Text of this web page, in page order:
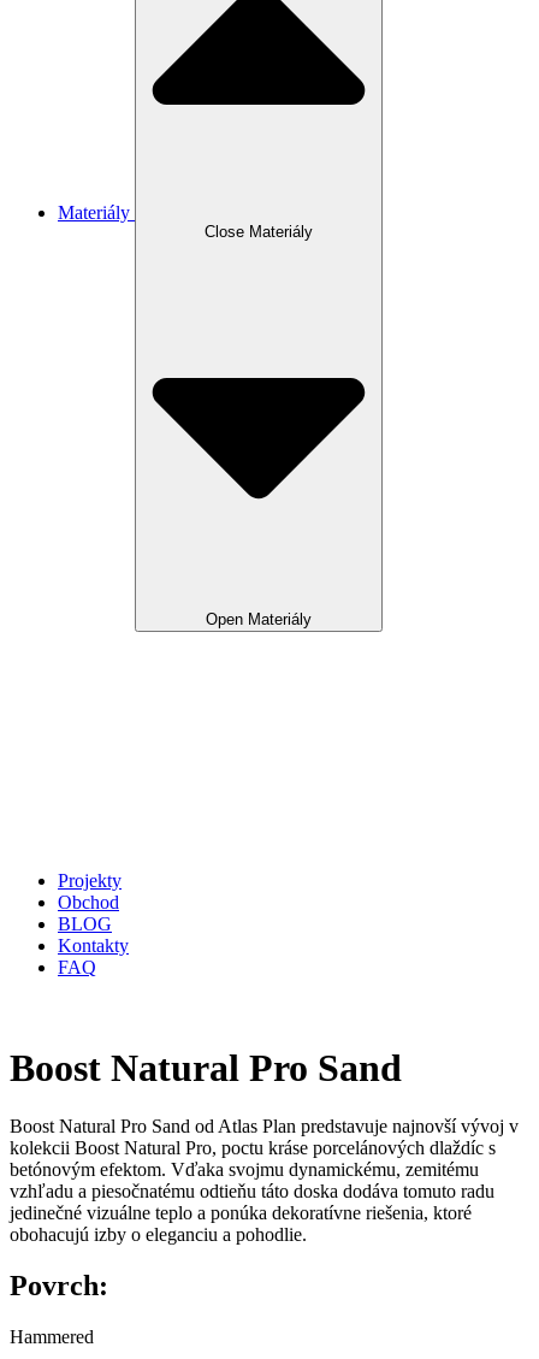
Materiály
Close Materiály
Open Materiály
Projekty
Obchod
BLOG
Kontakty
FAQ
Boost Natural Pro Sand
Boost Natural Pro Sand od Atlas Plan predstavuje najnovší vývoj v
kolekcii Boost Natural Pro, poctu kráse porcelánových dlaždíc s
betónovým efektom. Vďaka svojmu dynamickému, zemitému
vzhľadu a piesočnatému odtieňu táto doska dodáva tomuto radu
jedinečné vizuálne teplo a ponúka dekoratívne riešenia, ktoré
obohacujú izby o eleganciu a pohodlie.
Povrch:
Hammered